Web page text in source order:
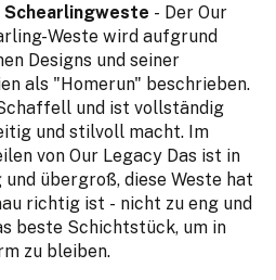
Schearlingweste - Der Our
Weste wird aufgrund
Designs und seiner
als "Homerun" beschrieben.
und ist vollständig
und stilvoll macht. Im
von Our Legacy Das ist in
übergroß, diese Weste hat
richtig ist - nicht zu eng und
beste Schichtstück, um in
zu bleiben.